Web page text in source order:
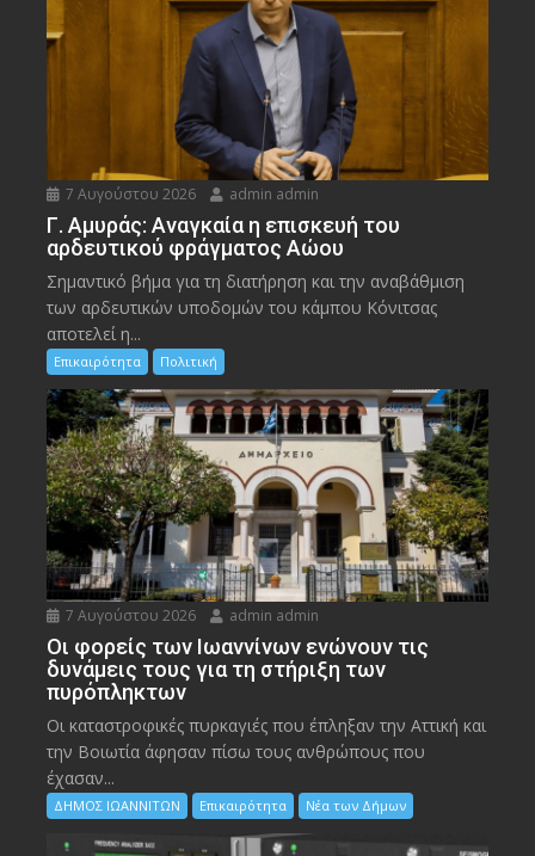
7 Αυγούστου 2026 admin admin
Γ. Αμυράς: Αναγκαία η επισκευή του
αρδευτικού φράγματος Αώου
Σημαντικό βήμα για τη διατήρηση και την αναβάθμιση
των αρδευτικών υποδομών του κάμπου Κόνιτσας
αποτελεί η...
Επικαιρότητα Πολιτική
7 Αυγούστου 2026 admin admin
Οι φορείς των Ιωαννίνων ενώνουν τις
δυνάμεις τους για τη στήριξη των
πυρόπληκτων
Οι καταστροφικές πυρκαγιές που έπληξαν την Αττική και
την Bοιωτία άφησαν πίσω τους ανθρώπους που
έχασαν...
ΔΗΜΟΣ ΙΩΑΝΝΙΤΩΝ Επικαιρότητα Νέα των Δήμων